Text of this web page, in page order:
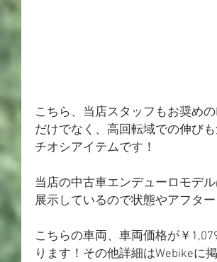
こちら、当店スタッフもお奨め
だけでなく、高回転域での伸び
チオシアイテムです！
当店の中古車エンデューロモデ
展示しているので状態やアフタ
こちらの車両、車両価格が￥
ります！その他詳細はWebikeに